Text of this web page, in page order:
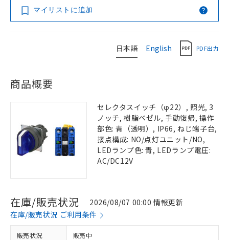
マイリストに追加
日本語 English PDF出力
商品概要
セレクタスイッチ（φ22）, 照光, 3
ノッチ, 樹脂ベゼル, 手動復帰, 操作
部色: 青（透明）, IP66, ねじ端子台,
接点構成: NO/点灯ユニット/NO,
LEDランプ色: 青, LEDランプ電圧:
AC/DC12V
在庫/販売状況
2026/08/07 00:00 情報更新
在庫/販売状況 ご利用条件
販売状況 販売中